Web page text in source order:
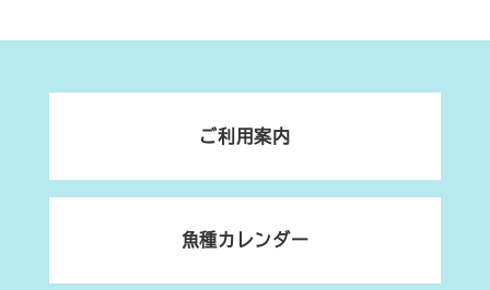
ご利用案内
魚種カレンダー